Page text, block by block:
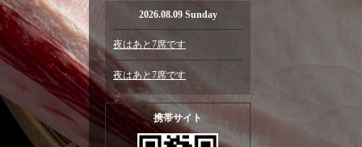
2026.08.09 Sunday
夜はあと7席です
夜はあと7席です
携帯サイト